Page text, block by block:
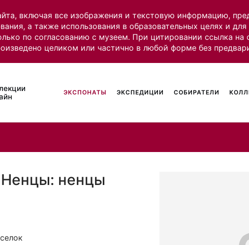
включая все изображения и текстовую информацию,
а также использования в образовательных целях и
по согласованию с музеем. При цитировании ссылка
целиком или частично в любой форме без
ЭКСПОНАТЫ ЭКСПЕДИЦИИ СОБИРАТЕЛИ
Ненцы: ненцы